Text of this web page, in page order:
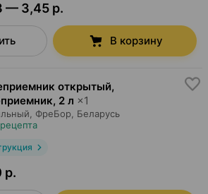
— 3,45 р.
В корзину
открытый,
, 2 л ×1
ФреБор , Беларусь
р.